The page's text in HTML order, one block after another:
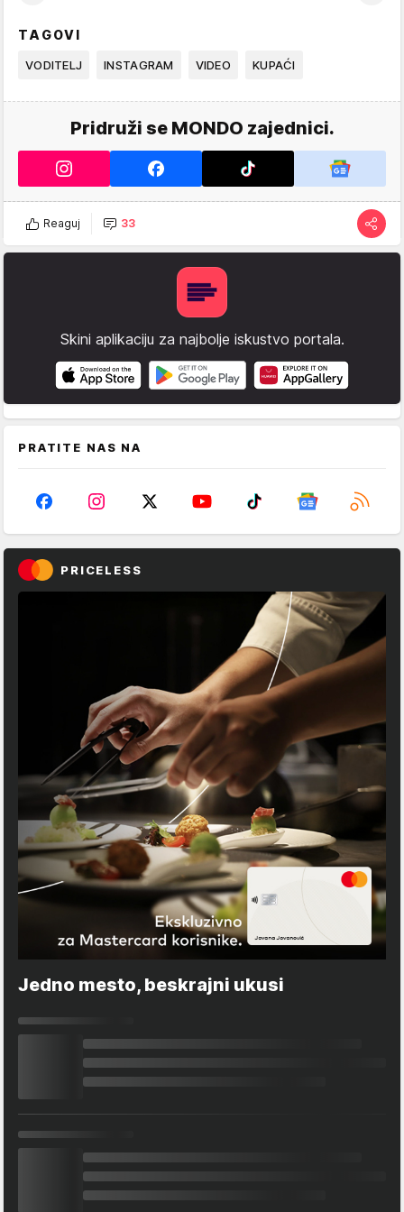
TAGOVI
VODITELJ INSTAGRAM VIDEO KUPAĆI
Pridruži se MONDO zajednici.
Reaguj 33
Skini aplikaciju za najbolje iskustvo portala.
PRATITE NAS NA
PRICELESS
Jedno mesto, beskrajni ukusi